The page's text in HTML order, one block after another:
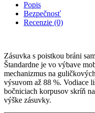
Popis
Bezpečnosť
Recenzie (0)
Zásuvka s poistkou bráni
Štandardne je vo výbave
mechanizmus na
výsuvom až 88 %. Vodiace
bočniciach korpusov skríň
výške zásuvky.